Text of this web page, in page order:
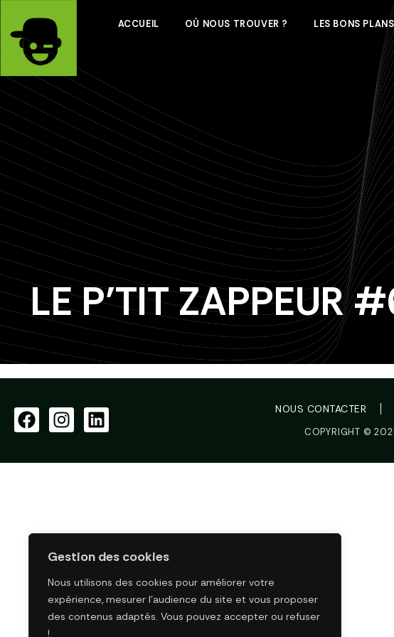
Gestion des cookies
Nous utilisons des cookies pour améliorer votre
expérience, mesurer l’audience du site et vous proposer
des contenus adaptés. Vous pouvez accepter ou refuser
!
ACCUEIL OÙ NOUS TROUVER ? LES BONS PLANS
LE P’TIT ZAPPEUR
NOUS CONTACTER
COPYRIGHT ©